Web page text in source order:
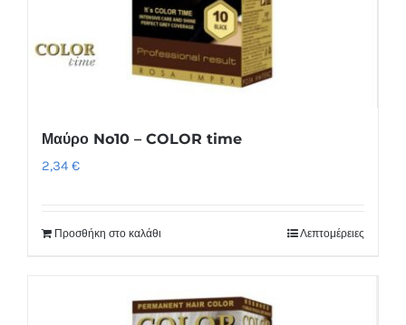
Μαύρο No10 – COLOR time
2,34 €
Προσθήκη στο καλάθι Λεπτομέρειες